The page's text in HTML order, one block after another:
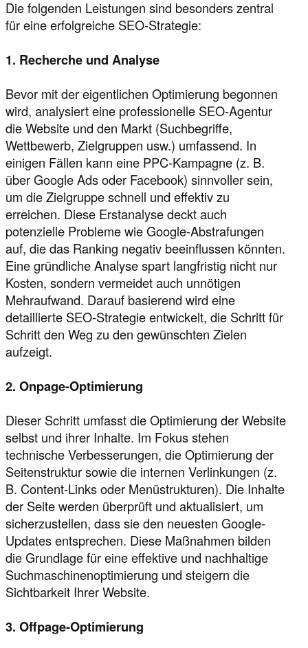
Die folgenden Leistungen sind besonders zentral
für eine erfolgreiche SEO-Strategie:
1. Recherche und Analyse
Bevor mit der eigentlichen Optimierung begonnen
wird, analysiert eine professionelle SEO-Agentur
die Website und den Markt (Suchbegriffe,
Wettbewerb, Zielgruppen usw.) umfassend. In
einigen Fällen kann eine PPC-Kampagne (z. B.
über Google Ads oder Facebook) sinnvoller sein,
um die Zielgruppe schnell und effektiv zu
erreichen. Diese Erstanalyse deckt auch
potenzielle Probleme wie Google-Abstrafungen
auf, die das Ranking negativ beeinflussen könnten.
Eine gründliche Analyse spart langfristig nicht nur
Kosten, sondern vermeidet auch unnötigen
Mehraufwand. Darauf basierend wird eine
detaillierte SEO-Strategie entwickelt, die Schritt für
Schritt den Weg zu den gewünschten Zielen
aufzeigt.
2. Onpage-Optimierung
Dieser Schritt umfasst die Optimierung der Website
selbst und ihrer Inhalte. Im Fokus stehen
technische Verbesserungen, die Optimierung der
Seitenstruktur sowie die internen Verlinkungen (z.
B. Content-Links oder Menüstrukturen). Die Inhalte
der Seite werden überprüft und aktualisiert, um
sicherzustellen, dass sie den neuesten Google-
Updates entsprechen. Diese Maßnahmen bilden
die Grundlage für eine effektive und nachhaltige
Suchmaschinenoptimierung und steigern die
Sichtbarkeit Ihrer Website.
3. Offpage-Optimierung